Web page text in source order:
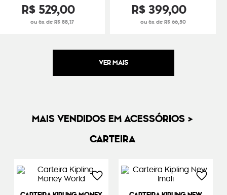
R$529,00
ou 6x de R$ 88,17
R$399,00
ou 6x de R$ 66,50
MAIS VENDIDOS EM ACESSÓRIOS >
CARTEIRA